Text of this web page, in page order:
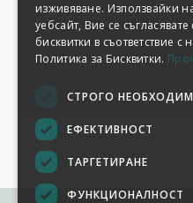
изживяване. Използвайки
уебсайт, Вие се съгласявате
бисквитки в съответствие с
Политика за Бисквитки.
СТРОГО
ЕФЕКТИВНОСТ
ТАРГЕТИРАНЕ
ФУНКЦИОНАЛНОСТ